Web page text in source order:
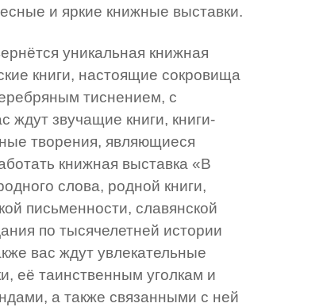
и яркие книжные выставки.
уникальная книжная
книги, настоящие сокровища
тиснением, с
звучащие книги, книги-
творения, являющиеся
книжная выставка «В
слова, родной книги,
письменности, славянской
по тысячелетней истории
вас ждут увлекательные
её таинственным уголкам и
а также связанными с ней